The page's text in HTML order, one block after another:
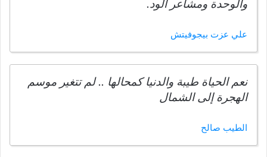
والوحدة ومشاعر الود.
علي عزت بيجوفيتش
نعم الحياة طيبة والدنيا كمحالها .. لم تتغير موسم
الهجرة إلى الشمال
الطيب صالح